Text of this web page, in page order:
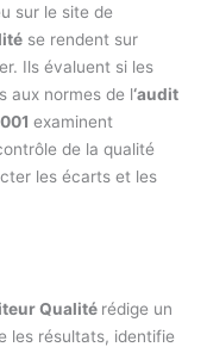
sur le site de
se rendent sur
Ils évaluent si les
aux normes de l‘audit
examinent
de la qualité
les écarts et les
Qualité rédige un
les résultats, identifie